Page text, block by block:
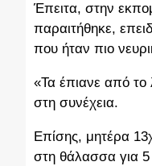
Έπειτα, στην
παραιτήθηκε,
που ήταν πιο
«Τα έπιανε από το
στη συνέχεια.
Επίσης, μητέρα
στη θάλασσα για